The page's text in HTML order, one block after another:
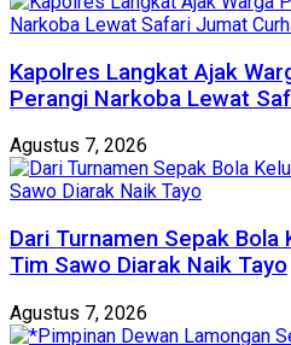
Kapolres Langkat Ajak
Perangi Narkoba Lewat
Agustus 7, 2026
Dari Turnamen Sepak Bola
Tim Sawo Diarak Naik Tayo
Agustus 7, 2026